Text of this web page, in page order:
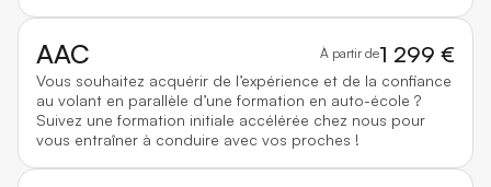
AAC À partir de1 299 €
Vous souhaitez acquérir de l’expérience et de la confiance
au volant en parallèle d’une formation en auto-école ?
Suivez une formation initiale accélérée chez nous pour
vous entraîner à conduire avec vos proches !